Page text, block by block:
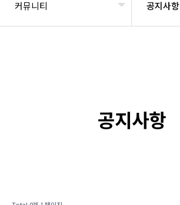
커뮤니티 공지사항
공지사항